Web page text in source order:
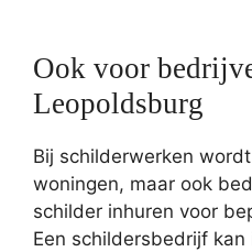
Ook voor
Leopoldsburg
Bij schilderwerken
woningen, maar ook
schilder inhuren voor
Een schildersbedrijf